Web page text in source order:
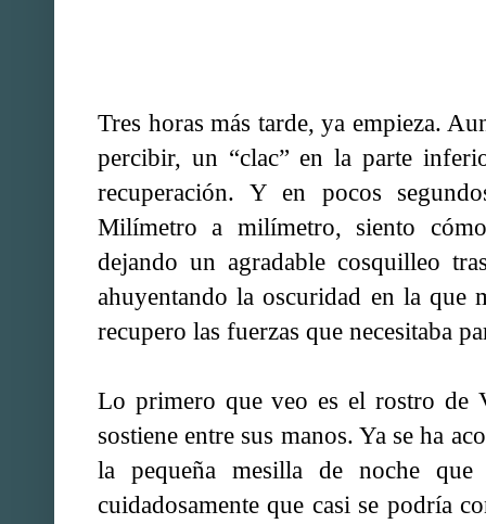
Tres horas más tarde, ya empieza.
percibir, un “clac” en la parte
recuperación. Y en pocos
Milímetro a milímetro, siento
dejando un agradable cosquilleo
ahuyentando la oscuridad en la que
recupero las fuerzas que necesitaba
Lo primero que veo es el rostro de
sostiene entre sus manos. Ya se ha
la pequeña mesilla de noche
cuidadosamente que casi se podría